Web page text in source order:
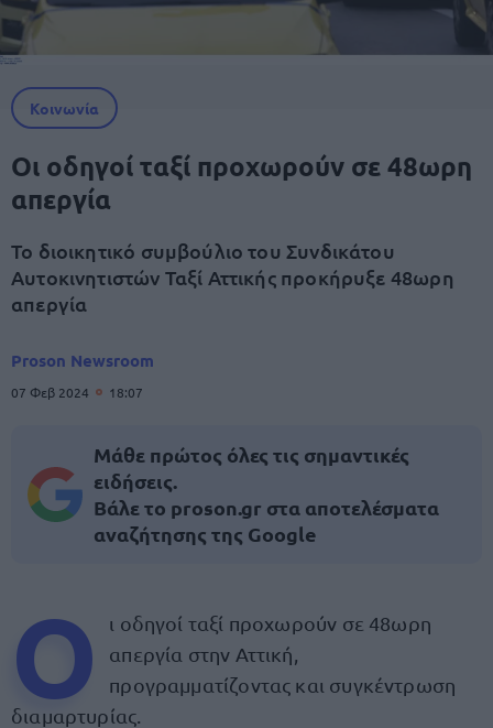
Κοινωνία
Οι οδηγοί ταξί προχωρούν σε 48ωρη
απεργία
Το διοικητικό συμβούλιο του Συνδικάτου
Αυτοκινητιστών Ταξί Αττικής προκήρυξε 48ωρη
απεργία
Proson Newsroom
07 Φεβ 2024 18:07
Μάθε πρώτος όλες τις σημαντικές
ειδήσεις.
Βάλε το proson.gr στα αποτελέσματα
αναζήτησης της Google
Ο
ι οδηγοί ταξί προχωρούν σε 48ωρη
απεργία στην Αττική,
προγραμματίζοντας και συγκέντρωση
διαμαρτυρίας.